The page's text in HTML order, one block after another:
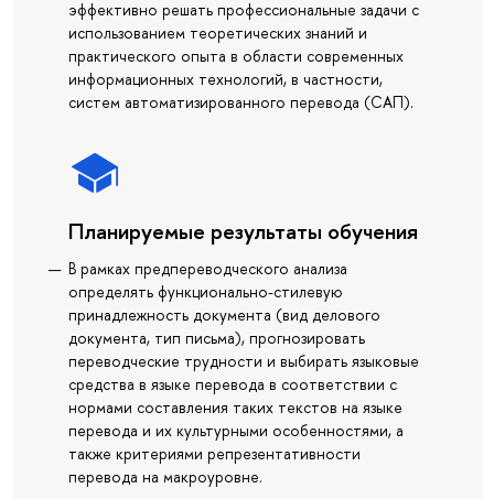
эффективно решать профессиональные задачи с
использованием теоретических знаний и
практического опыта в области современных
информационных технологий, в частности,
систем автоматизированного перевода (САП).
Планируемые результаты обучения
В рамках предпереводческого анализа
определять функционально-стилевую
принадлежность документа (вид делового
документа, тип письма), прогнозировать
переводческие трудности и выбирать языковые
средства в языке перевода в соответствии с
нормами составления таких текстов на языке
перевода и их культурными особенностями, а
также критериями репрезентативности
перевода на макроуровне.